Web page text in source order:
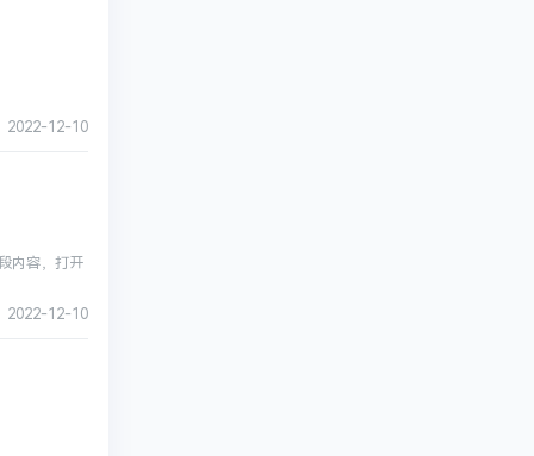
2022-12-10
内容，打开
2022-12-10